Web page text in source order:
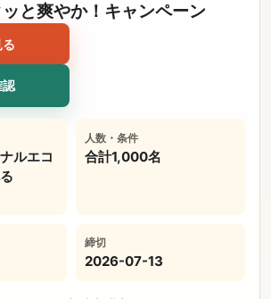
と爽やか！キャンペーン
ルエコ
人数・条件
合計1,000名
締切
2026-07-13